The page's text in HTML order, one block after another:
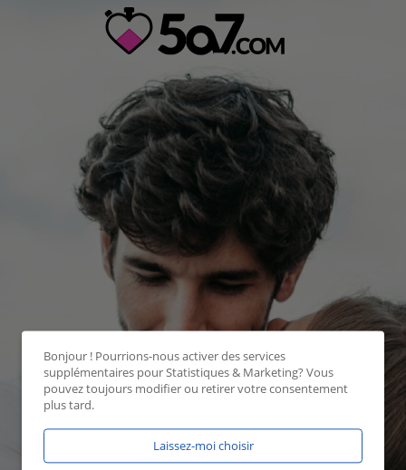
Bonjour ! Pourrions-nous activer des services
supplémentaires pourStatistiques & Marketing? Vous
pouvez toujours modifier ou retirer votre consentement
plus tard.
Laissez-moi choisir